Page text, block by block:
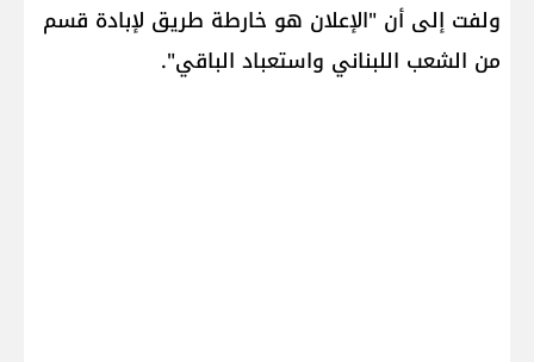
ولفت إلى أن "الإعلان هو خارطة طريق لإبادة قسم
من الشعب اللبناني واستعباد الباقي".